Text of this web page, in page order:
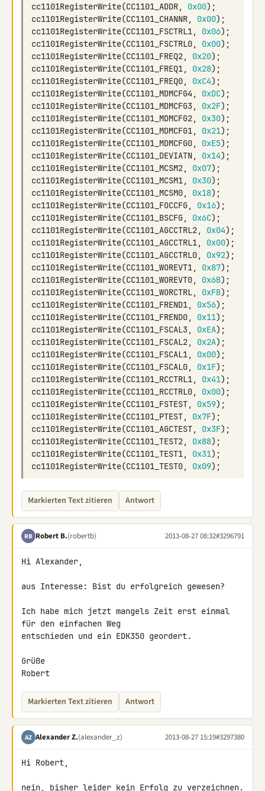
cc1101RegisterWrite(CC1101_ADDR, 0x00);
cc1101RegisterWrite(CC1101_CHANNR, 0x00);
cc1101RegisterWrite(CC1101_FSCTRL1, 0x06);
cc1101RegisterWrite(CC1101_FSCTRL0, 0x00);
cc1101RegisterWrite(CC1101_FREQ2, 0x20);
cc1101RegisterWrite(CC1101_FREQ1, 0x28);
cc1101RegisterWrite(CC1101_FREQ0, 0xC4);
cc1101RegisterWrite(CC1101_MDMCFG4 , 0xDC);
cc1101RegisterWrite(CC1101_MDMCFG3, 0x2F);
cc1101RegisterWrite(CC1101_MDMCFG2, 0x30);
cc1101RegisterWrite(CC1101_MDMCFG1, 0x21);
cc1101RegisterWrite(CC1101_MDMCFG0, 0xE5);
cc1101RegisterWrite(CC1101_DEVIATN, 0x14);
cc1101RegisterWrite(CC1101_MCSM2, 0x07);
cc1101RegisterWrite(CC1101_MCSM1, 0x30);
cc1101RegisterWrite(CC1101_MCSM0, 0x18);
cc1101RegisterWrite(CC1101_FOCCFG, 0x16);
cc1101RegisterWrite(CC1101_BSCFG, 0x6C);
cc1101RegisterWrite(CC1101_AGCCTRL2, 0x04);
cc1101RegisterWrite(CC1101_AGCCTRL1, 0x00);
cc1101RegisterWrite(CC1101_AGCCTRL0, 0x92);
cc1101RegisterWrite(CC1101_WOREVT1, 0x87);
cc1101RegisterWrite(CC1101_WOREVT0, 0x6B);
cc1101RegisterWrite(CC1101_WORCTRL, 0xFB);
cc1101RegisterWrite(CC1101_FREND1, 0x56);
cc1101RegisterWrite(CC1101_FREND0, 0x11);
cc1101RegisterWrite(CC1101_FSCAL3, 0xEA);
cc1101RegisterWrite(CC1101_FSCAL2, 0x2A);
cc1101RegisterWrite(CC1101_FSCAL1, 0x00);
cc1101RegisterWrite(CC1101_FSCAL0, 0x1F);
cc1101RegisterWrite(CC1101_RCCTRL1, 0x41);
cc1101RegisterWrite(CC1101_RCCTRL0, 0x00);
cc1101RegisterWrite(CC1101_FSTEST, 0x59);
cc1101RegisterWrite(CC1101_PTEST, 0x7F);
cc1101RegisterWrite(CC1101_AGCTEST, 0x3F);
cc1101RegisterWrite(CC1101_TEST2, 0x88);
cc1101RegisterWrite(CC1101_TEST1, 0x31);
cc1101RegisterWrite(CC1101_TEST0, 0x09);
Markierten Text zitieren Antwort
RB Robert B.(robertb) 2013-08-27 08:32#3296791
Hi Alexander,
aus Interesse: Bist du erfolgreich gewesen?
Ich habe mich jetzt mangels Zeit erst einmal
für den einfachen Weg
entschieden und ein EDK350 geordert.
Grüße
Robert
Markierten Text zitieren Antwort
AZ Alexander Z.(alexander_z) 2013-08-27 15:19#3297380
Hi Robert,
nein, bisher leider kein Erfolg zu verzeichnen.